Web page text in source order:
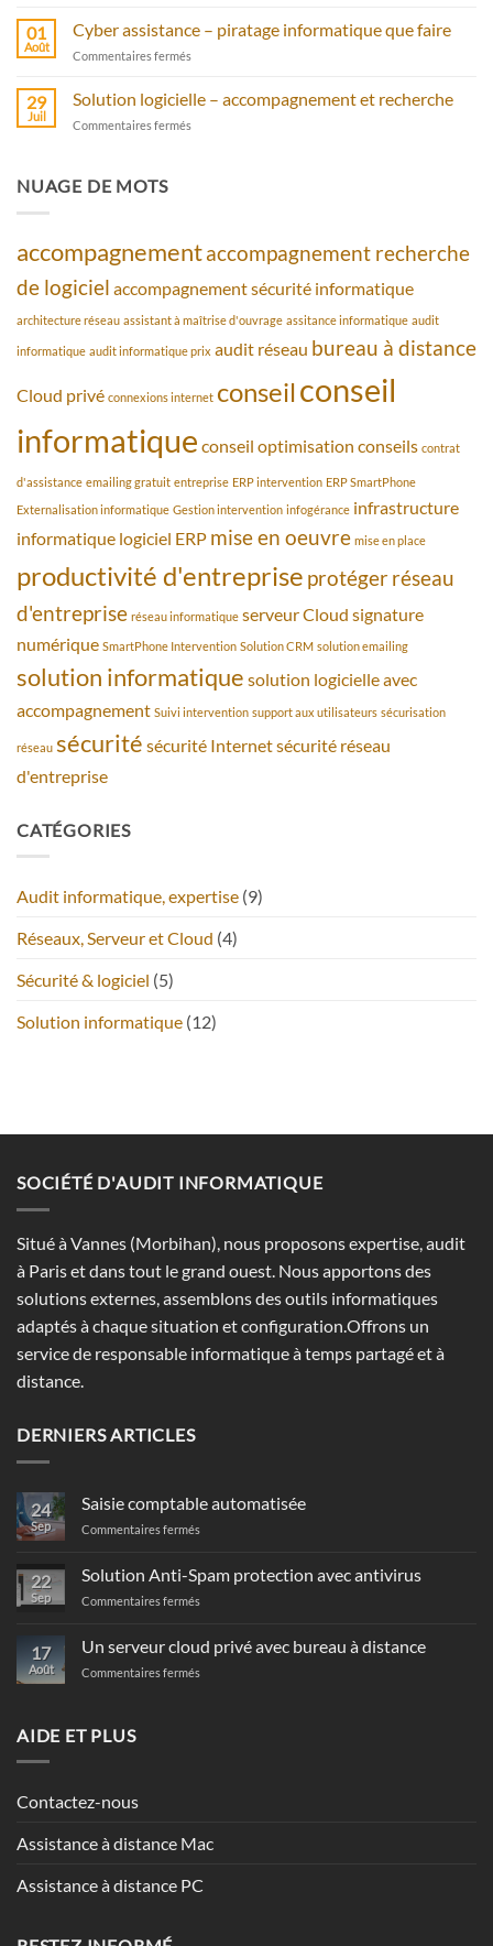
antivirus
serveur
cloud
privé
bureau
01
Août
Cyber assistance – piratage informatique que faire
Commentaires fermés
assistance
piratage
29
Juil
Solution logicielle – accompagnement et recherche
Commentaires fermés
NUAGE DE MOTS
accompagnementaccompagnement recherche
de logiciel accompagnement sécurité informatique
architecture réseau assistant à maîtrise d'ouvrage assitance informatique audit
informatique audit informatique prix audit réseau bureau à distance
Cloud privé connexions internet conseilconseil
informatique conseil optimisation conseils contrat
d'assistance emailing gratuit entreprise ERP intervention ERP SmartPhone
Externalisation informatique Gestion intervention infogérance infrastructure
informatique logiciel ERP mise en oeuvre mise en place
productivité d'entreprise protégerréseau
d'entreprise réseau informatique serveur Cloud signature
numérique SmartPhone Intervention Solution CRM solution emailing
solution informatique solution logicielle avec
accompagnement Suivi intervention support aux utilisateurs sécurisation
réseau sécurité sécurité Internetsécurité réseau
d'entreprise
CATÉGORIES
Audit informatique, expertise (9)
Réseaux, Serveur et Cloud (4)
Sécurité & logiciel (5)
Solution informatique (12)
SOCIÉTÉ D'AUDIT INFORMATIQUE
Situé à Vannes (Morbihan), nous proposons expertise, audit
à Paris et dans tout le grand ouest. Nous apportons des
solutions externes, assemblons des outils informatiques
adaptés à chaque situation et configuration.Offrons un
service de responsable informatique à temps partagé et à
distance.
DERNIERS ARTICLES
24
Sep
Saisie comptable automatisée
Commentaires fermés
automatisée
22
Sep
Solution Anti-Spam protection avec antivirus
Commentaires fermés
Spam
protection
17
Août
Un serveur cloud privé avec bureau à distance
Commentaires fermés
AIDE ET PLUS
Contactez-nous
Assistance à distance Mac
Assistance à distance PC